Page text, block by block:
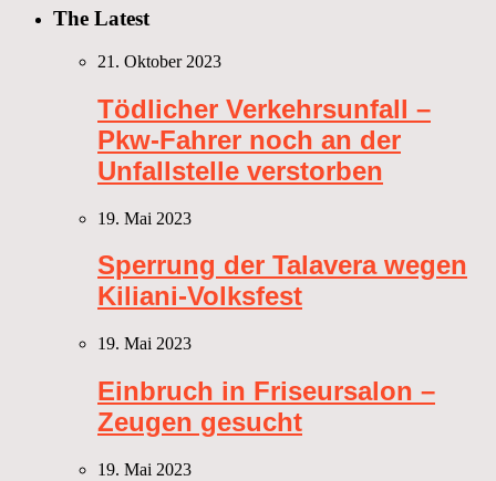
The Latest
21. Oktober 2023
Tödlicher Verkehrsunfall –
Pkw-Fahrer noch an der
Unfallstelle verstorben
19. Mai 2023
Sperrung der Talavera wegen
Kiliani-Volksfest
19. Mai 2023
Einbruch in Friseursalon –
Zeugen gesucht
19. Mai 2023